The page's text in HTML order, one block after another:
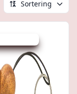
Sortering